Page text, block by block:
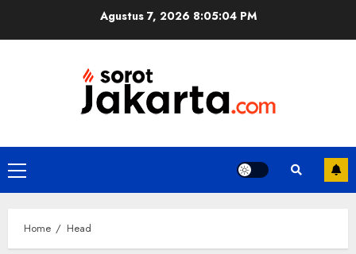
Agustus 7, 2026 8:05:04 PM
Primary
Menu
Home Head